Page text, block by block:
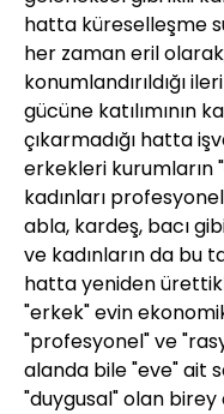
hatta küreselleşme
her zaman eril
konumlandırıldığı
gücüne katılımının
çıkarmadığı hatta
erkekleri kurumların
kadınları
abla, kardeş, bacı
ve kadınların da bu
hatta yeniden
"erkek" evin
"profesyonel" ve
alanda bile "eve" ait
"duygusal" olan birey